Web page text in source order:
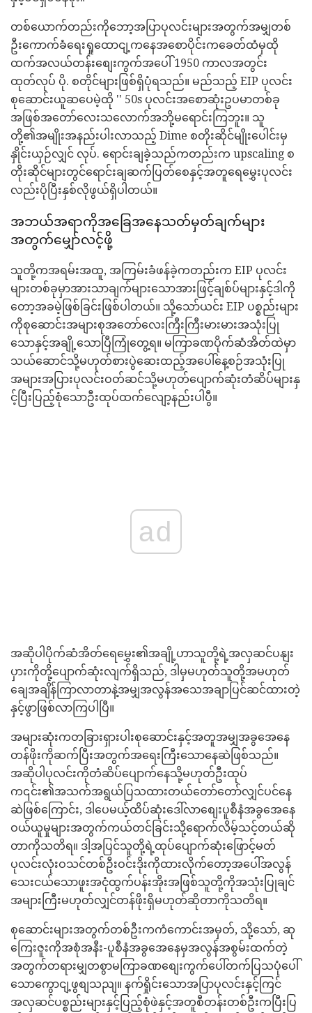
တစ်ယောက်တည်းကိုဘော့အပြာပုလင်းများအတွက်အမျှတစ်
ဦးကောက်ခံရေးရှုထောငျ့ကနေအစောပိုင်းကခေတ်ထံမှထို
ထက်အလယ်တန်းစျေးကွက်အပေါ် 1950 ကာလအတွင်း
ထုတ်လုပ် ပို. စတိုင်များဖြစ်ရှိပုံရသည်။ မည်သည့် EIP ပုလင်း
စုဆောင်းယူဆပေမဲ့ထို '' 50s ပုလင်းအစောဆုံးဥပမာတစ်ခု
အဖြစ်အတော်လေးသလောက်အဘို့မရောင်းကြဘူး။ သူ
တို့၏အမျိုးအနည်းပါးလာသည့် Dime စတိုးဆိုင်မျိုးပေါင်းမှ
နှိုင်းယှဉ်လျှင် လုပ်. ရောင်းချခဲ့သည်ကတည်းက upscaling စ
တိုးဆိုင်များတွင်ရောင်းချဆက်ပြတ်စေနှင့်အတူရေမွှေးပုလင်း
လည်းပိုပြီးနှစ်လိုဖွယ်ရှိပါတယ်။
အဘယ်အရာကိုအခြေအနေသတ်မှတ်ချက်များ
အတွက်မျှော်လင့်ဖို့
သူတို့ကအရမ်းအထူ, အကြမ်းခံဖန်ခဲ့ကတည်းက EIP ပုလင်း
များတစ်ခုမှာအားသာချက်များသောအားဖြင့်ချစ်ပ်များနှင့်ဒါကို
တော့အခမဲ့ဖြစ်ခြင်းဖြစ်ပါတယ်။ သို့သော်ယင်း EIP ပစ္စည်းများ
ကိုစုဆောင်းအများစုအတော်လေးကြီးကြီးမားမားအသုံးပြု
သောနှင့်အချို့သောပြီကြုံတွေ့ရ။ မကြာခဏပိုက်ဆံအိတ်ထဲမှာ
သယ်ဆောင်သို့မဟုတ်စားပွဲဆေးထည့်အပေါ်နေ့စဉ်အသုံးပြု
အများအပြားပုလင်းဝတ်ဆင်သို့မဟုတ်ပျောက်ဆုံးတံဆိပ်များနှ
င့်ပြီးပြည့်စုံသောဦးထုပ်ထက်လျော့နည်းပါပွီ။
ad
အဆိုပါပိုက်ဆံအိတ်ရေမွှေး၏အချို့ဟာသူတို့ရဲ့အလှဆင်ပနျး
ပှားကိုတို့ပျောက်ဆုံးလျက်ရှိသည်, ဒါမှမဟုတ်သူတို့အမဟုတ်
ချေအချိန်ကြာလာတာနဲ့အမျှအလွန်အသေအချာပြင်ဆင်ထားတဲ့
နှင့်ဖွာဖြစ်လာကြပါပြီ။
အများဆုံးကတခြားရှားပါးစုဆောင်းနှင့်အတူအမျှအခွအေနေ
တန်ဖိုးကိုဆက်ပြီးအတွက်အရေးကြီးသောနေဆဲဖြစ်သည်။
အဆိုပါပုလင်းကိုတံဆိပ်ပျောက်နေသို့မဟုတ်ဦးထုပ်
က၎င်း၏အသက်အရွယ်ပြသထားတယ်တော်တော်လျှင်ပင်နေ
ဆဲဖြစ်ကြောင်း, ဒါပေမယ့်ထိပ်ဆုံးဒေါ်လာစျေးပူစီနံအခွအေနေ
ဝယ်ယူမှုများအတွက်ကယ်တင်ခြင်းသို့ရောက်လိမ့်သင့်တယ်ဆို
တာကိုသတိရ။ ဒါ့အပြင်သူတို့ရဲ့ထုပ်ပျောက်ဆုံးဖြောင့်မတ်
ပုလင်းလုံးဝသင်တစ်ဦးဝင်းဒိုးကိုထားလိုက်တော့အပေါ်အလွန်
သေးငယ်သောဖူးအငုံထွက်ပန်းအိုးအဖြစ်သူတို့ကိုအသုံးပြုချင်
အများကြီးမဟုတ်လျှင်တန်ဖိုးရှိမဟုတ်ဆိုတာကိုသတိရ။
စုဆောင်းများအတွက်တစ်ဦးကကံကောင်းအမှတ်, သို့သော်, ဆု
ကြေးဇူးကိုအစုံအနီး-ပူစီနံအခွအေနေမှအလွန်အစွမ်းထက်တဲ့
အတွက်တရားမျှတစွာမကြာခဏစျေးကွက်ပေါ်တက်ပြသပုံပေါ်
သောကွောငျ့ဖွစျသညျ။ နက်ရှိုင်းသောအပြာပုလင်းနှင့်ကြင်
အလှဆင်ပစ္စည်းများနှင့်ပြည့်စုံဖဲနှင့်အတူစီတန်းတစ်ဦးကပြီးပြ